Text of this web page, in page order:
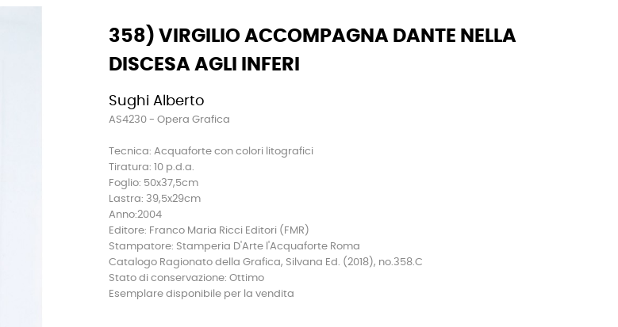
358) VIRGILIO ACCOMPAGNA DANTE NELLA
DISCESA AGLI INFERI
Sughi Alberto
AS4230 - Opera Grafica
Tecnica: Acquaforte con colori litografici
Tiratura: 10 p.d.a.
Foglio: 50x37,5cm
Lastra: 39,5x29cm
Anno:2004
Editore: Franco Maria Ricci Editori (FMR)
Stampatore: Stamperia D'Arte l'Acquaforte Roma
Catalogo Ragionato della Grafica, Silvana Ed. (2018), no.358.C
Stato di conservazione: Ottimo
Esemplare disponibile per la vendita